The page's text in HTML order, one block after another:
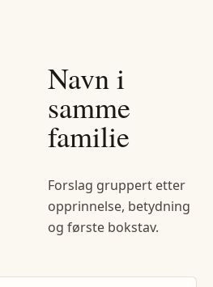
Navn i
samme
familie
Forslag gruppert etter
opprinnelse, betydning
og første bokstav.